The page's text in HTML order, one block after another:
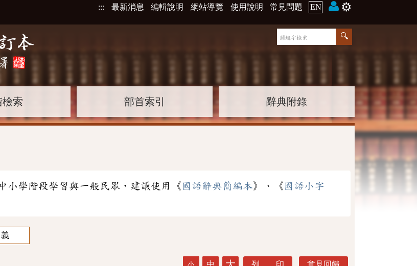
::: 最新消息 編輯說明 網站導覽 使用說明 常見問題 EN ⚙️
檢索 部首索引 辭典附錄
小學階段學習與一般民眾，建議使用《 國語辭典簡編本》、《 國語小字
小 中 列 印 意見回饋